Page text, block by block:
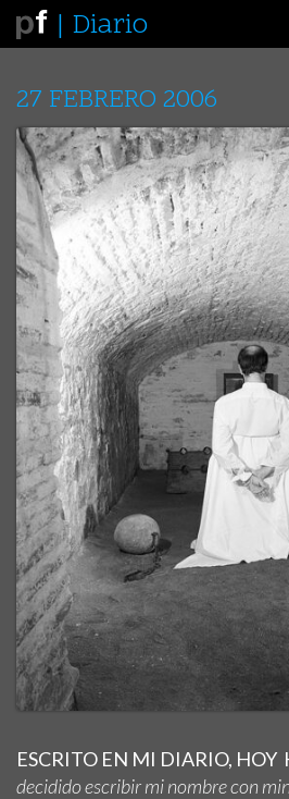
Diario
27 FEBRERO 2006
ESCRITO EN MI DIARIO, HOY
decidido escribir mi nombre con